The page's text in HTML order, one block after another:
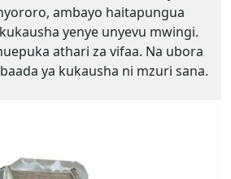
ambayo haitapungua
yenye unyevu mwingi.
athari za vifaa. Na ubora
ya kukausha ni mzuri sana.